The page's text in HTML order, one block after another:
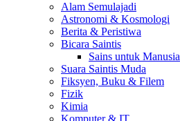
Alam Semulajadi
Astronomi & Kosmologi
Berita & Peristiwa
Bicara Saintis
Sains untuk Manusia
Suara Saintis Muda
Fiksyen, Buku & Filem
Fizik
Kimia
Komputer & IT